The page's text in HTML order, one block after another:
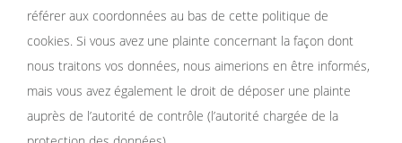
référer aux coordonnées au bas de cette politique de
cookies. Si vous avez une plainte concernant la façon dont
nous traitons vos données, nous aimerions en être informés,
mais vous avez également le droit de déposer une plainte
auprès de l’autorité de contrôle (l’autorité chargée de la